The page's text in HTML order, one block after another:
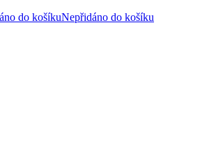
do košíkuNepřidáno do košíku